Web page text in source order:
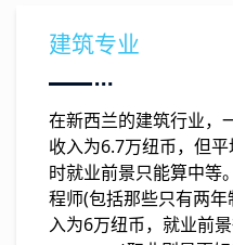
建筑专业
在新西兰的建筑行业，
收入为6.7万纽币，但
时就业前景只能算中等
程师(包括那些只有两
入为6万纽币，就业前